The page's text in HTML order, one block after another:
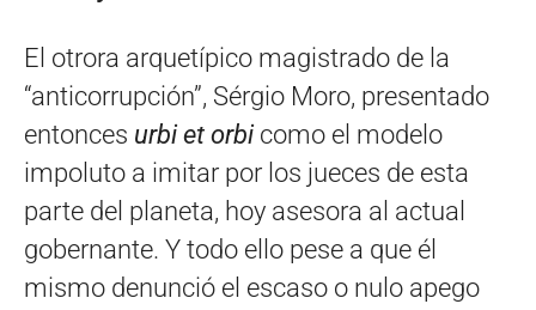
El otrora arquetípico magistrado de la
“anticorrupción”, Sérgio Moro, presentado
entonces urbi et orbicomo el modelo
impoluto a imitar por los jueces de esta
parte del planeta, hoy asesora al actual
gobernante. Y todo ello pese a que él
mismo denunció el escaso o nulo apego